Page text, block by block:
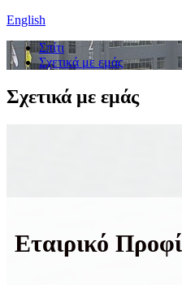
English
Σπίτι
Σχετικά με εμάς
Σχετικά με εμάς
Εταιρικό